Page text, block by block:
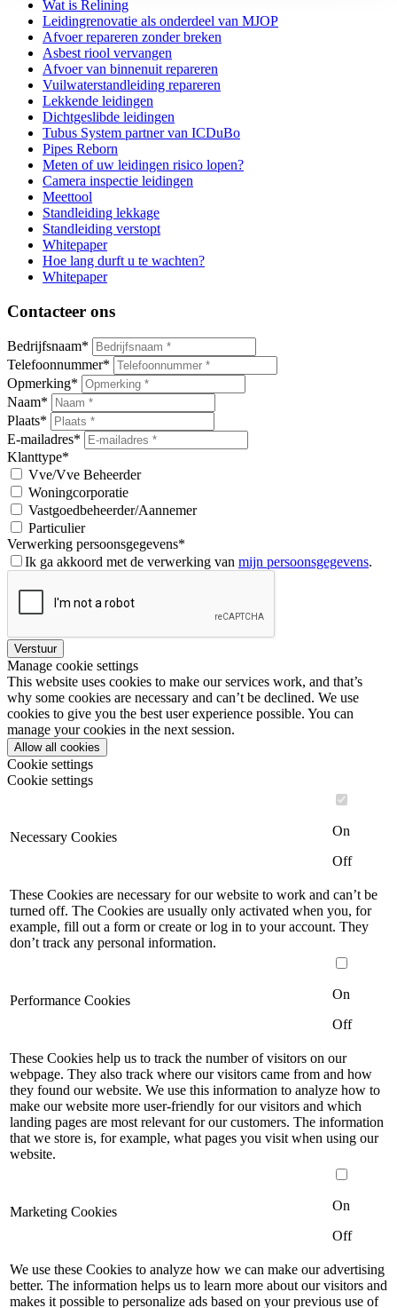
Wat is Relining
Leidingrenovatie als onderdeel van MJOP
Afvoer repareren zonder breken
Asbest riool vervangen
Afvoer van binnenuit repareren
Vuilwaterstandleiding repareren
Lekkende leidingen
Dichtgeslibde leidingen
Tubus System partner van ICDuBo
Pipes Reborn
Meten of uw leidingen risico lopen?
Camera inspectie leidingen
Meettool
Standleiding lekkage
Standleiding verstopt
Whitepaper
Hoe lang durft u te wachten?
Whitepaper
Contacteer ons
Bedrijfsnaam*
Telefoonnummer*
Opmerking*
Naam*
Plaats*
E-mailadres*
Klanttype*
Vve/Vve Beheerder
Woningcorporatie
Vastgoedbeheerder/Aannemer
Particulier
Verwerking persoonsgegevens*
Ik ga akkoord met de verwerking van mijn persoonsgegevens.
Verstuur
Manage cookie settings
This website uses cookies to make our services work, and that’s
why some cookies are necessary and can’t be declined. We use
cookies to give you the best user experience possible. You can
manage your cookies in the next session.
Allow all cookies
Cookie settings
Cookie settings
Necessary Cookies
On
Off
These Cookies are necessary for our website to work and can’t be
turned off. The Cookies are usually only activated when you, for
example, fill out a form or create or log in to your account. They
don’t track any personal information.
Performance Cookies
On
Off
These Cookies help us to track the number of visitors on our
webpage. They also track where our visitors came from and how
they found our website. We use this information to analyze how to
make our website more user-friendly for our visitors and which
landing pages are most relevant for our customers. The information
that we store is, for example, what pages you visit when using our
website.
Marketing Cookies
On
Off
We use these Cookies to analyze how we can make our advertising
better. The information helps us to learn more about our visitors and
makes it possible to personalize ads based on your previous use of